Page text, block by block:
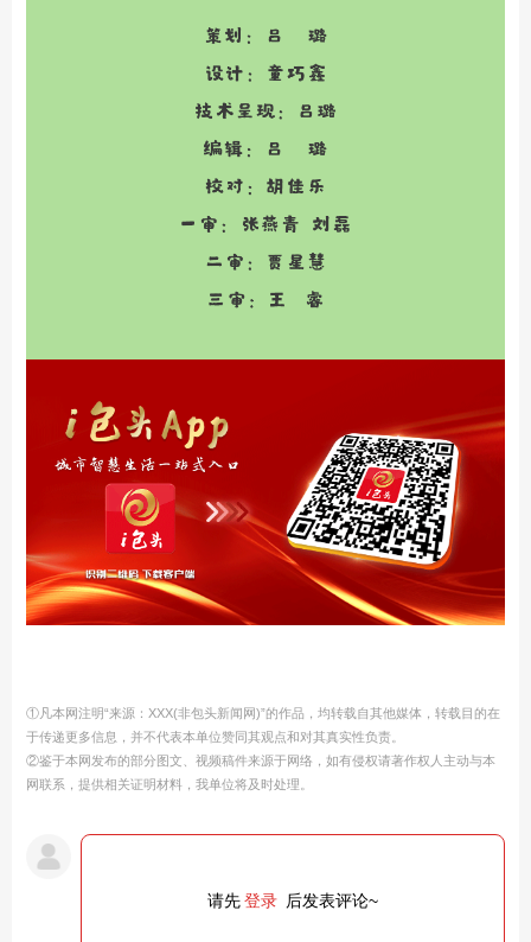
①凡本网注明“来源：XXX(非包头新闻网)”的作品，均转载自其他媒体，转载目的在
于传递更多信息，并不代表本单位赞同其观点和对其真实性负责。
②鉴于本网发布的部分图文、视频稿件来源于网络，如有侵权请著作权人主动与本
网联系，提供相关证明材料，我单位将及时处理。
请先登录 后发表评论~